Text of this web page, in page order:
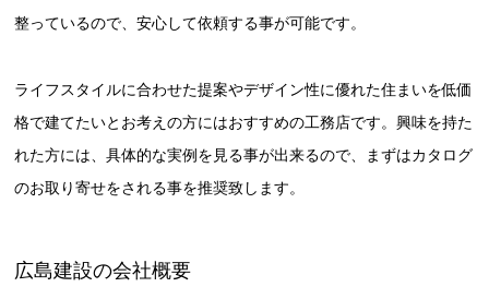
整っているので、安心して依頼する事が可能です。
ライフスタイルに合わせた提案やデザイン性に優れた住まいを低価
格で建てたいとお考えの方にはおすすめの工務店です。興味を持た
れた方には、具体的な実例を見る事が出来るので、まずはカタログ
のお取り寄せをされる事を推奨致します。
広島建設の会社概要